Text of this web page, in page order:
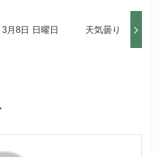
3月8日 日曜日 天気曇り